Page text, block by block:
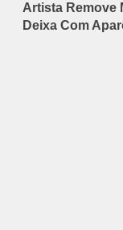
Artista Remove
Deixa Com